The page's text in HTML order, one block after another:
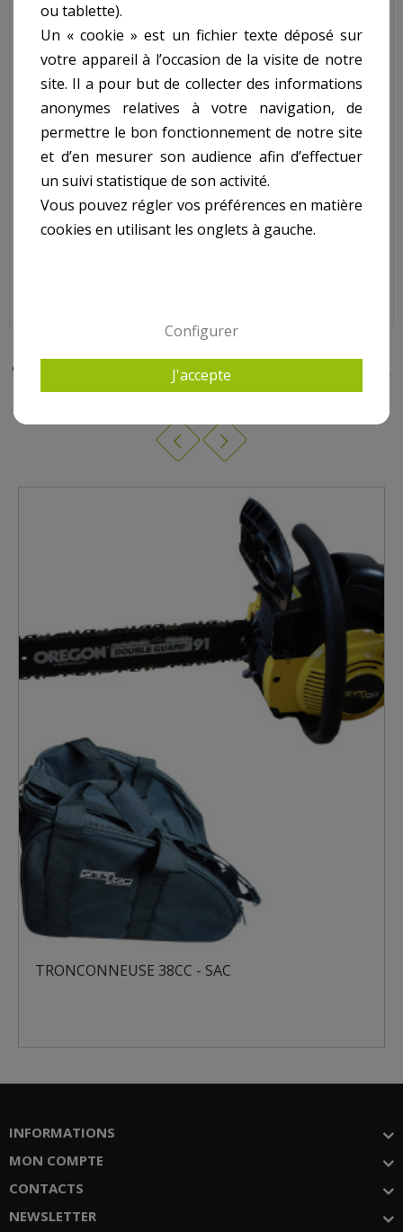
Descriptif technique
Tronconneuse
Thermique 45Cc ref.
GTRT4545BMC:
- Carburateur Walbro
- Guide Et Chaîne Oregon 45Cm
- Capacité Du Réservoir 550Ml
9 AUTRES PRODUITS DANS TRONÇONNEUSE, HACHES,
FENDEUR DE BOIS
38CC - SAC
INFORMATIONS
MON COMPTE
CONTACTS
NEWSLETTER
ou tablette).
Un « cookie » est un fichier texte déposé sur
votre appareil à l’occasion de la visite de notre
site. Il a pour but de collecter des informations
anonymes relatives à votre navigation, de
permettre le bon fonctionnement de notre site
et d’en mesurer son audience afin d’effectuer
un suivi statistique de son activité.
Vous pouvez régler vos préférences en matière
cookies en utilisant les onglets à gauche.
Configurer
J'accepte